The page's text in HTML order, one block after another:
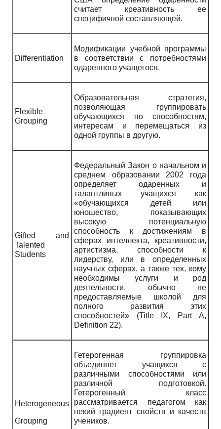
считает креативность ее
специфичной составляющей.
Differentiation
Модификации учебной программы
в соответствии с потребностями
одаренного учащегося.
Flexible
Grouping
Образовательная стратегия,
позволяющая группировать
обучающихся по способностям,
интересам и перемещаться из
одной группы в другую.
Gifted and
Talented
Students
Федеральный Закон о начальном и
среднем образовании 2002 года
определяет одаренных и
талантливых учащихся как
«обучающихся детей или
юношество, показывающих
высокую потенциальную
способность к достижениям в
сферах интеллекта, креативности,
артистизма, способности к
лидерству, или в определенных
научных сферах, а также тех, кому
необходимы услуги и род
деятельности, обычно не
предоставляемые школой для
полного развития этих
способностей» (Title IX, Part A,
Definition 22).
Heterogeneous
Grouping
Гетерогенная группировка
объединяет учащихся с
различными способностями или
различной подготовкой.
Гетерогенный класс
рассматривается педагогом как
некий градиент свойств и качеств
учеников.